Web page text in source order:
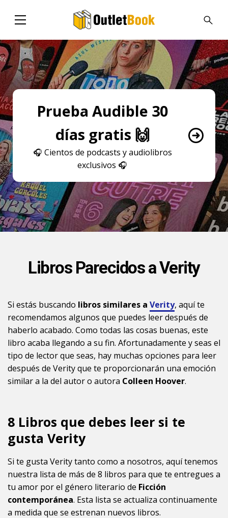
Prueba Audible 30
días gratis 🙌
🎧 Cientos de podcasts y audiolibros
exclusivos 🎧
Libros Parecidos a Verity
Si estás buscando libros similares a Verity, aquí te
recomendamos algunos que puedes leer después de
haberlo acabado. Como todas las cosas buenas, este
libro acaba llegando a su fin. Afortunadamente y seas el
tipo de lector que seas, hay muchas opciones para leer
después de Verity que te proporcionarán una emoción
similar a la del autor o autora Colleen Hoover.
8 Libros que debes leer si te
gusta Verity
Si te gusta Verity tanto como a nosotros, aquí tenemos
nuestra lista de más de 8 libros para que te entregues a
tu amor por el género literario de Ficción
contemporánea. Esta lista se actualiza continuamente
a medida que se estrenan nuevos libros.